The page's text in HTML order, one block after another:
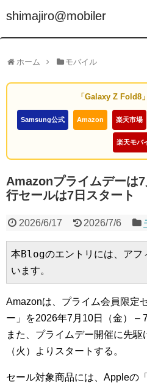
shimajiro@mobiler
ホーム モバイル
「Galaxy Z Fold8
Samsung公式 Amazon 楽天市場
楽天モバ
Amazonプライムデーは
行セールは7日スタート
2026/6/17 2026/7/6
本Blogのエントリには、アフ
います。
Amazonは、プライム会員限定
ー」を2026年7月10日（金） –
また、プライムデー開催に先駆
（火）よりスタートする。
セール対象商品には、Appleの